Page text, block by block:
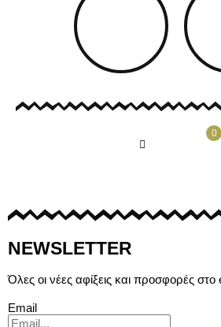
0
NEWSLETTER
Όλες οι νέες αφίξεις και προσφορές
Email